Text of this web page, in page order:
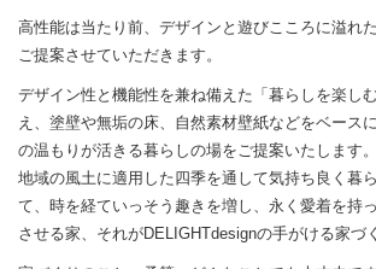
高性能は当たり前、デザインと遊びこころに溢れ
ご提案させていただきます。
デザイン性と機能性を兼ね備えた「暮らしを楽し
え、塗壁や無垢の床、自然素材壁紙などをベース
の温もりが活きる暮らしの場をご提案いたします。
地域の風土に適用した四季を通して気持ち良く暮
て、時を経ていっそう趣きを増し、永く愛着を持
させる家、それがDELIGHTdesignの手がける家づ